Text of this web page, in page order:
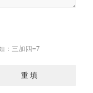
：三加四=7